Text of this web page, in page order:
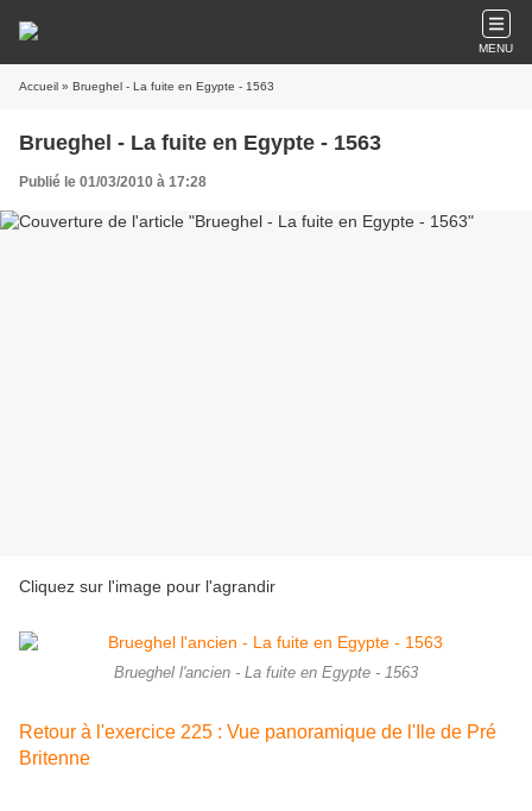
MENU
Accueil » Brueghel - La fuite en Egypte - 1563
Brueghel - La fuite en Egypte - 1563
Publié le 01/03/2010 à 17:28
Cliquez sur l'image pour l'agrandir
Brueghel l'ancien - La fuite en Egypte - 1563
Retour à l'exercice 225 : Vue panoramique de l'Ile de Pré
Britenne